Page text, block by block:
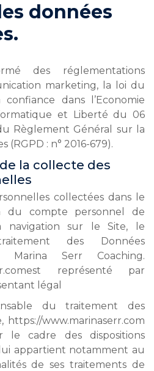
données
des réglementations
marketing, la loi du
dans l’Economie
et Liberté du 06
Règlement Général sur la
(RGPD : n° 2016-679).
la collecte des
collectées dans le
du compte personnel de
navigation sur le Site, le
des Données
Marina Serr Coaching.
représenté par
légal
du traitement des
https://www.marinaserr.com
le cadre des dispositions
appartient notamment au
de ses traitements de